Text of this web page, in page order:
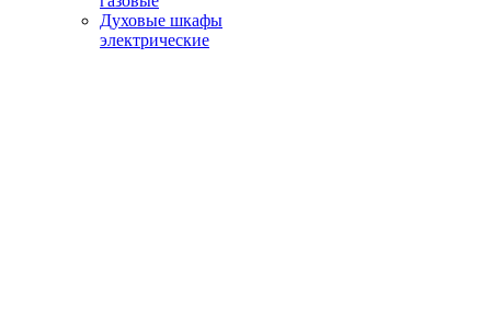
Духовые шкафы
электрические